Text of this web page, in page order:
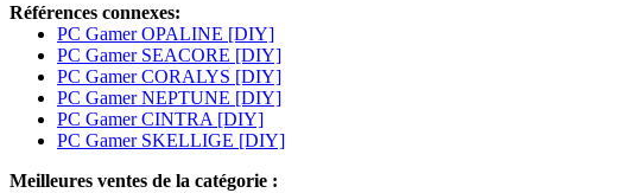
Références connexes:
PC Gamer OPALINE [DIY]
PC Gamer SEACORE [DIY]
PC Gamer CORALYS [DIY]
PC Gamer NEPTUNE [DIY]
PC Gamer CINTRA [DIY]
PC Gamer SKELLIGE [DIY]
Meilleures ventes de la catégorie :